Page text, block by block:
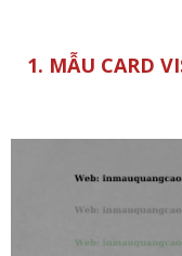
1. MẪU CARD